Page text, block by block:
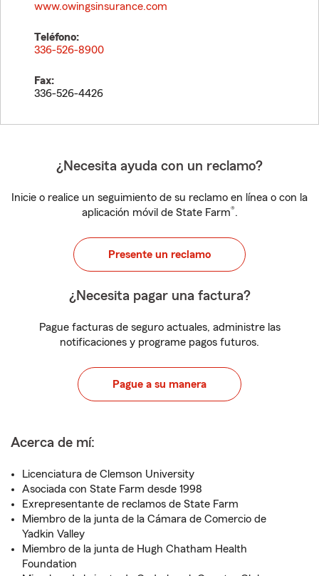
www.owingsinsurance.com
Teléfono:
336-526-8900
Fax:
336-526-4426
¿Necesita ayuda con un reclamo?
Inicie o realice un seguimiento de su reclamo en línea o con la
aplicación móvil de State Farm®.
Presente un reclamo
¿Necesita pagar una factura?
Pague facturas de seguro actuales, administre las
notificaciones y programe pagos futuros.
Pague a su manera
Acerca de mí:
Licenciatura de Clemson University
Asociada con State Farm desde 1998
Exrepresentante de reclamos de State Farm
Miembro de la junta de la Cámara de Comercio de
Yadkin Valley
Miembro de la junta de Hugh Chatham Health
Foundation